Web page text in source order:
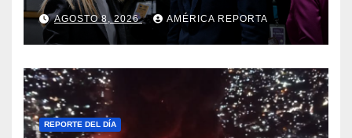
Italia tras el rechazo de Roma
a retirar las restricciones
AGOSTO 8, 2026 AMÉRICA REPORTA
REPORTE DEL DÍA